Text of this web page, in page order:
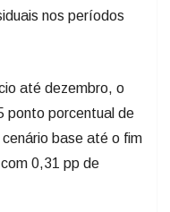
nos períodos
até dezembro, o
ponto porcentual de
base até o fim
0,31 pp de